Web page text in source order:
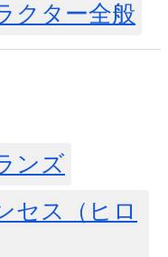
クター全般
ンズ
セス（ヒロ